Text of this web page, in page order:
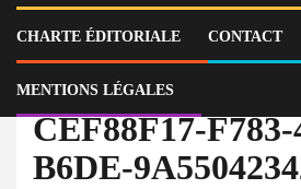
CHARTE ÉDITORIALE CONTACT
MENTIONS LÉGALES
République Dominicaine : Trois anciens
Médina arrêtés pour corruption
CEF88F17-
B6DE-